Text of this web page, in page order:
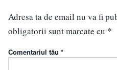
Adresa ta de email nu va fi
obligatorii sunt marcate cu *
Comentariul tău *